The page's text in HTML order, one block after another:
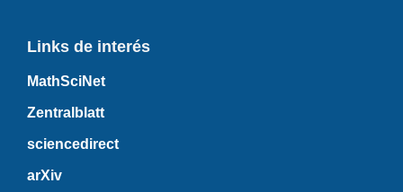
Links de interés
MathSciNet
Zentralblatt
sciencedirect
arXiv